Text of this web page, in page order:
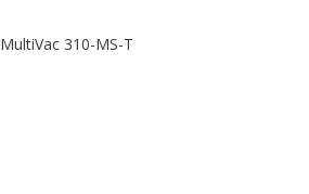
MultiVac 310-MS-T